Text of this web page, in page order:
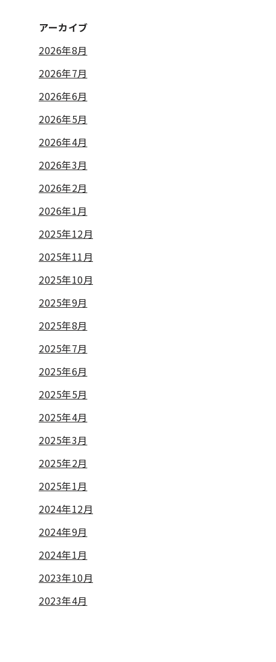
アーカイブ
2026年8月
2026年7月
2026年6月
2026年5月
2026年4月
2026年3月
2026年2月
2026年1月
2025年12月
2025年11月
2025年10月
2025年9月
2025年8月
2025年7月
2025年6月
2025年5月
2025年4月
2025年3月
2025年2月
2025年1月
2024年12月
2024年9月
2024年1月
2023年10月
2023年4月